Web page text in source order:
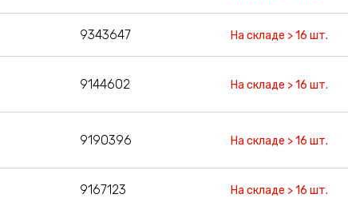
9343647 На складе > 16 шт.
9144602 На складе > 16 шт.
9190396 На складе > 16 шт.
9167123 На складе > 16 шт.